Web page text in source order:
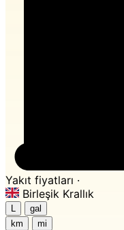
Yakıt fiyatları ·
Birleşik Krallık
L
gal
km
mi